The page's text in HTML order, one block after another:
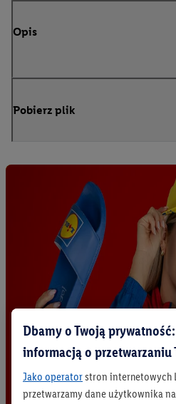
Opis
Pobierz plik
Dbamy o Twoją
informacją o przetwarzaniu
Jako operatorstron
przetwarzamy dane użytkownika